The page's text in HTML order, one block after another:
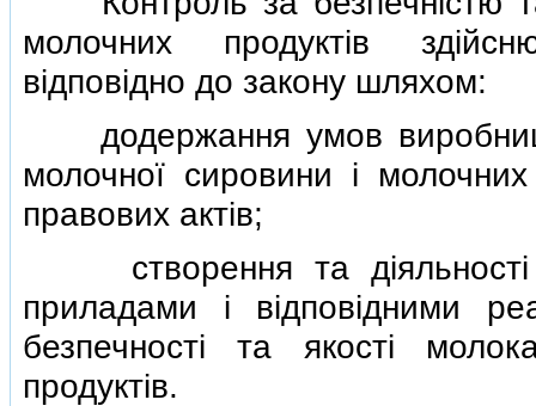
молочних продуктiв
вiдповiдно до закону шляхом:
додержання умов
молочної сировини i
правових актiв;
створення та дiяльностi
приладами i вiдповiдними
безпечностi та якостi
продуктiв.